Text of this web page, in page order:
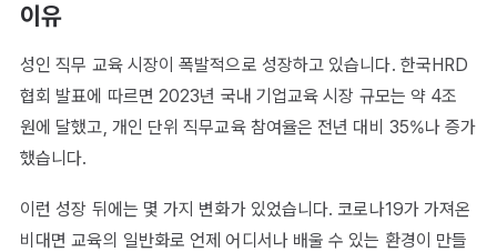
이유
성인 직무 교육 시장이 폭발적으로 성장하고 있습니다. 한국HRD
협회 발표에 따르면 2023년 국내 기업교육 시장 규모는 약 4조
원에 달했고, 개인 단위 직무교육 참여율은 전년 대비 35%나 증가
했습니다.
이런 성장 뒤에는 몇 가지 변화가 있었습니다. 코로나19가 가져온
비대면 교육의 일반화로 언제 어디서나 배울 수 있는 환경이 만들